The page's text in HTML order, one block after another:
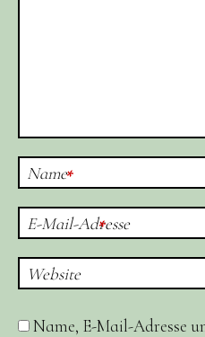
Name*
E-Mail-Adresse
*
Website
Name, E-Mail-Adresse